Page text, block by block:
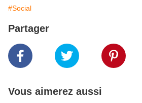
#Social
Partager
Vous aimerez aussi